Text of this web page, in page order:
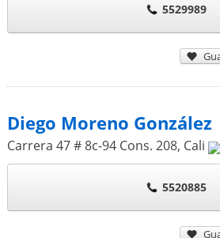
5529989
Diego Moreno González
Carrera 47 # 8c-94 Cons. 208, Cali
5520885